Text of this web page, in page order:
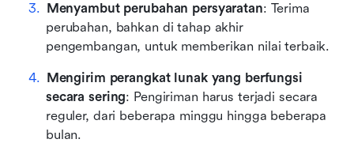
Menyambut perubahan persyaratan: Terima
perubahan, bahkan di tahap akhir
pengembangan, untuk memberikan nilai terbaik.
Mengirim perangkat lunak yang berfungsi
secara sering: Pengiriman harus terjadi secara
reguler, dari beberapa minggu hingga beberapa
bulan.